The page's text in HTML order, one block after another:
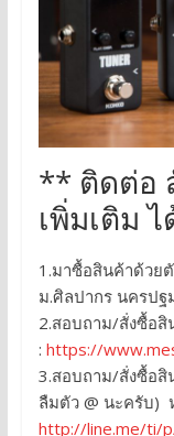
** ติดต่อ
เพิ่มเติม
1.มาซื้อสินค้าด้วย
ม.ศิลปากร นครปฐ
2.สอบถาม/สั่งซื้อสิ
: https://
3.สอบถาม/สั่งซื้อสิ
ลืมตัว @ นะครับ)
http://line.me/ti/